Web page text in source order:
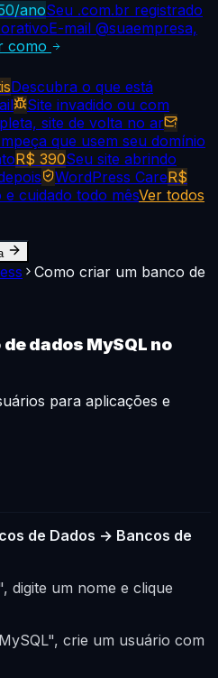
anoSeu .com.br registrado
E-mail @suaempresa,
como
Descubra o que está
Site invadido ou com
site de volta no ar
que usem seu domínio
R$ 390Seu site abrindo
WordPress CareR$
e cuidado todo mêsVer todos
Como criar um banco de
dados MySQL no
para aplicações e
de Dados → Bancos de
digite um nome e clique
crie um usuário com